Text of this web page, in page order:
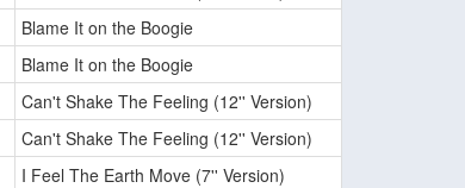
Blame It on the Boogie
Blame It on the Boogie
Can't Shake The Feeling (12'' Version)
Can't Shake The Feeling (12'' Version)
I Feel The Earth Move (7'' Version)